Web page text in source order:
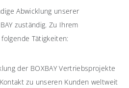
Abwicklung unserer
zuständig. Zu Ihrem
Tätigkeiten:
der BOXBAY Vertriebsprojekte
zu unseren Kunden weltweit